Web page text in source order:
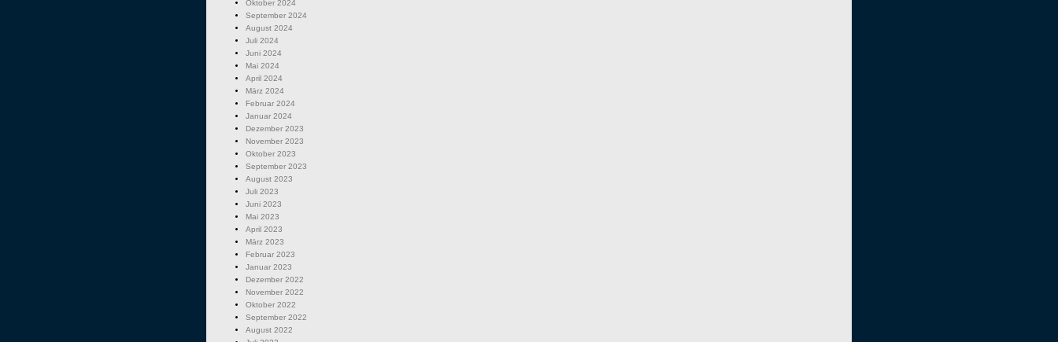
Oktober 2024
September 2024
August 2024
Juli 2024
Juni 2024
Mai 2024
April 2024
März 2024
Februar 2024
Januar 2024
Dezember 2023
November 2023
Oktober 2023
September 2023
August 2023
Juli 2023
Juni 2023
Mai 2023
April 2023
März 2023
Februar 2023
Januar 2023
Dezember 2022
November 2022
Oktober 2022
September 2022
August 2022